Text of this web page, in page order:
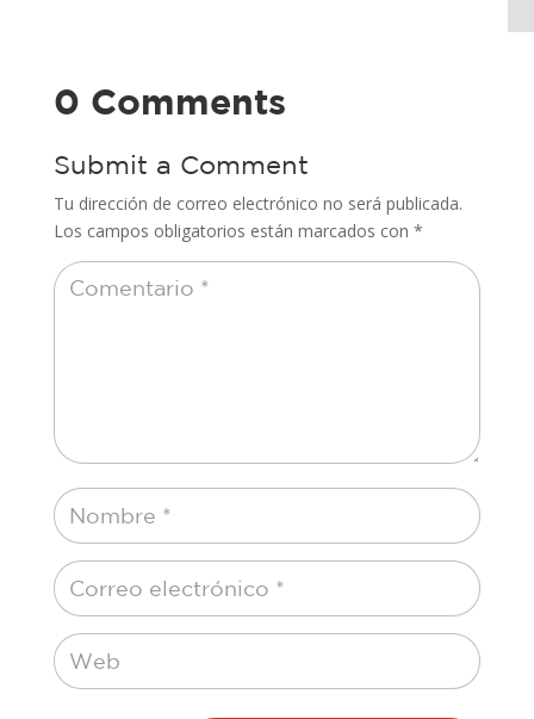
0 Comments
Submit a Comment
Tu dirección de correo electrónico no será publicada.
Los campos obligatorios están marcados con *